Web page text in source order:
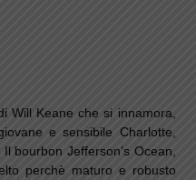
Will Keane che si innamora,
e sensibile Charlotte,
bourbon Jefferson’s Ocean,
perchè maturo e robusto